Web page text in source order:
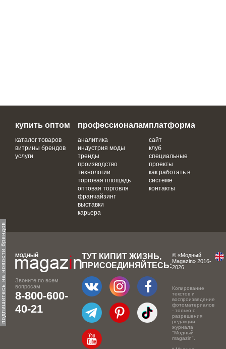
подпишитесь на новости брендов
купить оптом
каталог товаров
витрины брендов
услуги
профессионалам
аналитика
индустрия моды
тренды
производство
технологии
торговая площадь
оптовая торговля
франчайзинг
выставки
карьера
платформа
сайт
клуб
специальные
проекты
как работать в
системе
контакты
Звоните по всем
вопросам
8-800-600-
40-21
ТУТ КИПИТ ЖИЗНЬ,
ПРИСОЕДИНЯЙТЕСЬ:
© «Модный
Magazin» 2016-
2026.
Копирование
текстов и
воспроизведение
фотоматериалов
- только с
разрешения
редакции
журнала
"Модный
magazin".